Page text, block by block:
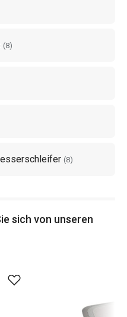
Set zusammen!
(8)
(8)
sich von unseren